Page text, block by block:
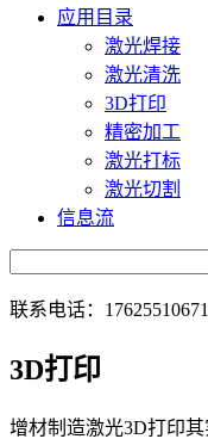
应用目录
激光焊接
激光清洗
3D打印
精密加工
激光打标
激光切割
信息流
联系电话：17625510671
3D打印
增材制造激光3D打印